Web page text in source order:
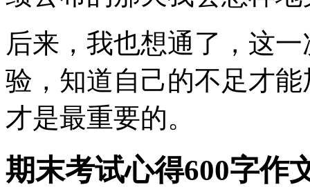
后来，我也想通了，这
验，知道自己的不足才
才是最重要的。
期末考试心得600字作